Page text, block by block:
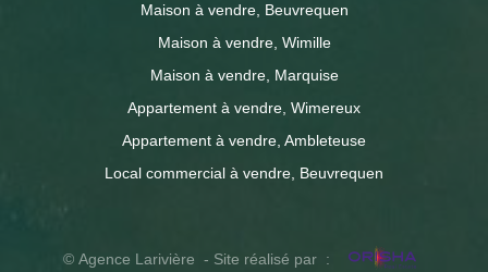
Maison à vendre, Beuvrequen
Maison à vendre, Wimille
Maison à vendre, Marquise
Appartement à vendre, Wimereux
Appartement à vendre, Ambleteuse
Local commercial à vendre, Beuvrequen
© Agence Larivière - Site réalisé par :